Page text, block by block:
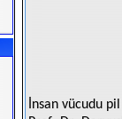
İnsan vücudu